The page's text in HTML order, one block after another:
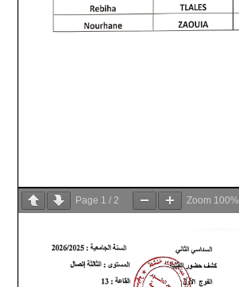
Page 1 /2 Zoom 100%